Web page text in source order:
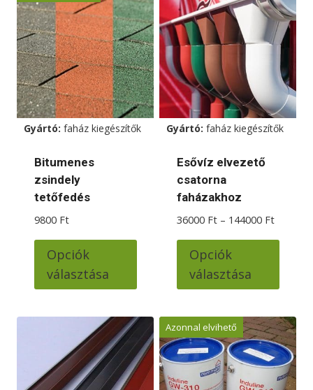
több
variációja
van.
A
változatok
a
termékoldalon
választhatók
Gyártó: faház kiegészítők
Bitumenes
zsindely
tetőfedés
9800 Ft
Opciók
választása
terméknek
variációja
van.
A
változatok
Gyártó: faház kiegészítők
Esővíz elvezető
csatorna
faházakhoz
36000 Ft – 144000 Ft
Opciók
választása
van.
A
Azonnal elvihető